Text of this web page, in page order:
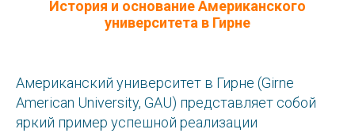
История и основание Американского
университета в Гирне
Американский университет в Гирне (Girne
American University, GAU) представляет собой
яркий пример успешной реализации